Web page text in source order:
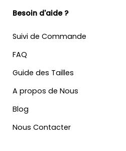
Besoin d'aide ?
Suivi de Commande
FAQ
Guide des Tailles
A propos de Nous
Blog
Nous Contacter